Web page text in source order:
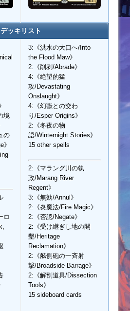
デッキリスト
境
の
ロ
3:《洪水の大口へ/Into
the Flood Maw》
2:《削剥/Abrade》
4:《絶望的猛
攻/Devastating
Onslaught》
4:《幻獣との交わ
り/Esper Origins》
2:《冬夜の物
語/Winternight Stories》
15 other spells
2:《マラング川の執
政/Marang River
Regent》
3:《無効/Annul》
2:《炎魔法/Fire Magic》
2:《否認/Negate》
2:《受け継ぎし地の開
墾/Heritage
Reclamation》
2:《舷側砲の一斉射
撃/Broadside Barrage》
2:《解剖道具/Dissection
Tools》
15 sideboard cards